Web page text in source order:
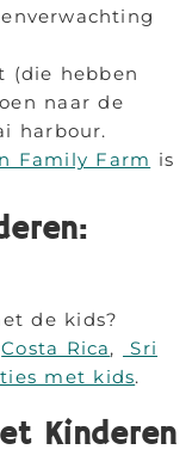
(die hebben
naar de
harbour.
Family Farm is
de kids?
Costa Rica,
Sri
met kids.
Kinderen